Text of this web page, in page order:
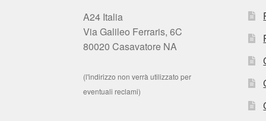
A24 Italia
Via Galileo Ferraris, 6C
80020 Casavatore NA
(l'indirizzo non verrà utilizzato per
eventuali reclami)